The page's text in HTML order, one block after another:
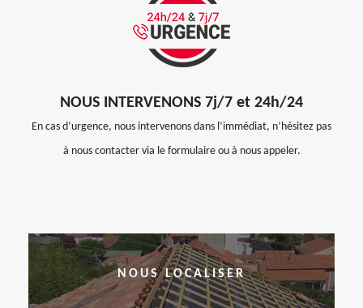
NOUS INTERVENONS 7j/7 et 24h/24
En cas d’urgence, nous intervenons dans l’immédiat, n’hésitez pas
à nous contacter via le formulaire ou à nous appeler.
NOUS LOCALISER